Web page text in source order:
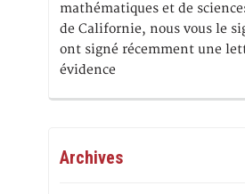
mathématiques et de
de Californie, nous vous le
ont signé récemment une
évidence
Archives